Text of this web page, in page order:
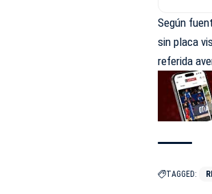
Según
sin placa
referida
TAGGED: